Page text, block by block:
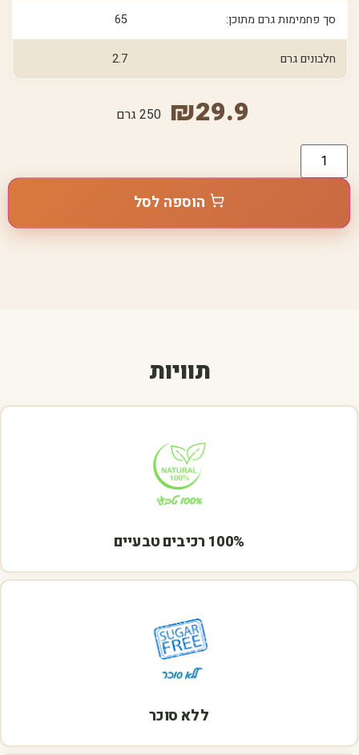
סך פחמימות גרם מתוכן: 65
חלבונים גרם 2.7
₪29.9 250 גרם
הוספה לסל
תוויות
100% רכיבים טבעיים
ללא סוכר